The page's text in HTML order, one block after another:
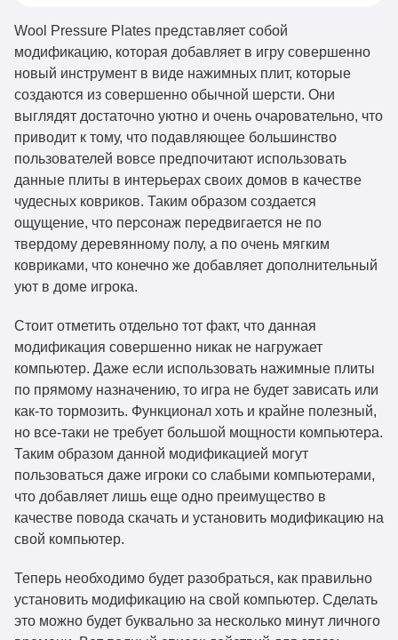
woolplates-1.21.5-
1.4.2.jar
1.21.6 Скачать
woolplates-1.21.4-
1.4.2.jar
1.21.4 Скачать
woolplates-1.21.3-
1.4.2.jar
1.21.3 Скачать
woolplates-1.21.3-
1.4.1.jar
1.21.3 Скачать
woolplates-1.21-
1.4.1.jar
1.21.1 Скачать
woolplates-1.20.6-
1.4.jar
woolplates-1.20.4-
1.20.4 Скачать
woolplates-1.20.1-
1.3.jar
1.20.1
woolplates-1.19.4-
1.3.jar
1.19.4 Скачать
1.2.2.jar
1.20.4
woolplates-1.20.2-
1.2.2.jar
1.20.2 Скачать
Wool Pressure Plates представляет собой
модификацию, которая добавляет в игру совершенно
новый инструмент в виде нажимных плит, которые
создаются из совершенно обычной шерсти. Они
выглядят достаточно уютно и очень очаровательно, что
приводит к тому, что подавляющее большинство
пользователей вовсе предпочитают использовать
данные плиты в интерьерах своих домов в качестве
чудесных ковриков. Таким образом создается
ощущение, что персонаж передвигается не по
твердому деревянному полу, а по очень мягким
ковриками, что конечно же добавляет дополнительный
уют в доме игрока.
Стоит отметить отдельно тот факт, что данная
модификация совершенно никак не нагружает
компьютер. Даже если использовать нажимные плиты
по прямому назначению, то игра не будет зависать или
как-то тормозить. Функционал хоть и крайне полезный,
но все-таки не требует большой мощности компьютера.
Таким образом данной модификацией могут
пользоваться даже игроки со слабыми компьютерами,
что добавляет лишь еще одно преимущество в
качестве повода скачать и установить модификацию на
свой компьютер.
Теперь необходимо будет разобраться, как правильно
установить модификацию на свой компьютер. Сделать
это можно будет буквально за несколько минут личного